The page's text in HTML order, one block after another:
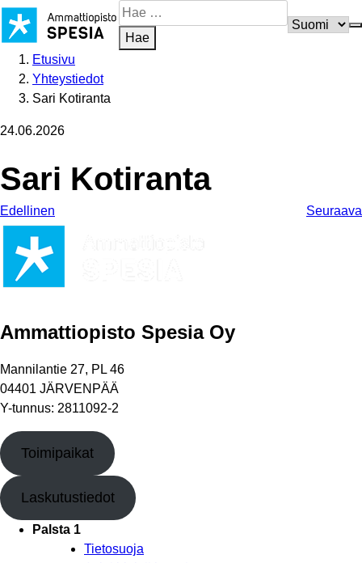
Siirry
sisältöön
Hae
sivustosta
Hae
Etusivu
Yhteystiedot
Sari Kotiranta
24.06.2026
Sari Kotiranta
Edellinen Seuraava
Ammattiopisto Spesia Oy
Mannilantie 27, PL 46
04401 JÄRVENPÄÄ
Y-tunnus: 2811092-2
Toimipaikat
Laskutustiedot
Palsta 1
Tietosuoja